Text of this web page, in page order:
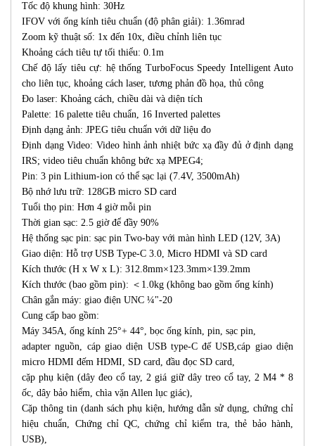
Tốc độ khung hình: 30Hz
IFOV với ống kính tiêu chuẩn (độ phân giải): 1.36mrad
Zoom kỹ thuật số: 1x đến 10x, điều chỉnh liên tục
Khoảng cách tiêu tự tối thiểu: 0.1m
Chế độ lấy tiêu cự: hệ thống TurboFocus Speedy Intelligent Auto
cho liên tục, khoảng cách laser, tương phản đồ họa, thủ công
Đo laser: Khoảng cách, chiều dài và diện tích
Palette: 16 palette tiêu chuẩn, 16 Inverted palettes
Định dạng ảnh: JPEG tiêu chuẩn với dữ liệu đo
Định dạng Video: Video hình ảnh nhiệt bức xạ đầy đủ ở định dạng
IRS; video tiêu chuẩn không bức xạ MPEG4;
Pin: 3 pin Lithium-ion có thể sạc lại (7.4V, 3500mAh)
Bộ nhớ lưu trữ: 128GB micro SD card
Tuổi thọ pin: Hơn 4 giờ mỗi pin
Thời gian sạc: 2.5 giờ để đầy 90%
Hệ thống sạc pin: sạc pin Two-bay với màn hình LED (12V, 3A)
Giao diện: Hỗ trợ USB Type-C 3.0, Micro HDMI và SD card
Kích thước (H x W x L): 312.8mm×123.3mm×139.2mm
Kích thước (bao gồm pin): ＜1.0kg (không bao gồm ống kính)
Chân gắn máy: giao điện UNC ¼"-20
Cung cấp bao gồm:
Máy 345A, ống kính 25°+ 44°, bọc ống kính, pin, sạc pin,
adapter nguồn, cáp giao diện USB type-C đế USB,cáp giao diện
micro HDMI đếm HDMI, SD card, đầu đọc SD card,
cặp phụ kiện (dây đeo cổ tay, 2 giá giữ dây treo cổ tay, 2 M4 * 8
ốc, dây bảo hiểm, chìa vặn Allen lục giác),
Cặp thông tin (danh sách phụ kiện, hướng dẫn sử dụng, chứng chỉ
hiệu chuẩn, Chứng chỉ QC, chứng chỉ kiểm tra, thẻ bảo hành,
USB),